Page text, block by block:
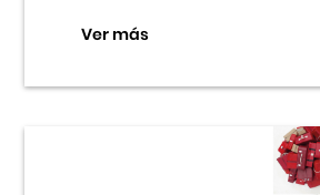
Ver más